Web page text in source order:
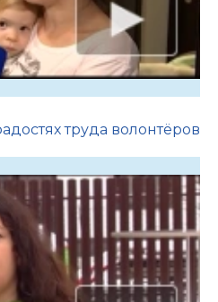
труда волонтёров